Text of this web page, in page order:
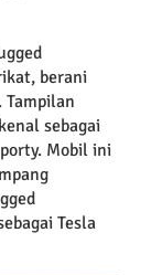
berani
Tampilan
sebagai
Mobil ini
Tesla